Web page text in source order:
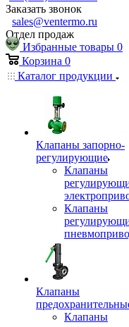
Заказать звонок
sales@ventermo.ru
Отдел продаж
Избранные товары 0
Корзина 0
Каталог продукции
Клапаны запорно-
регулирующие
Клапаны
Клапаны
Клапаны
Клапаны